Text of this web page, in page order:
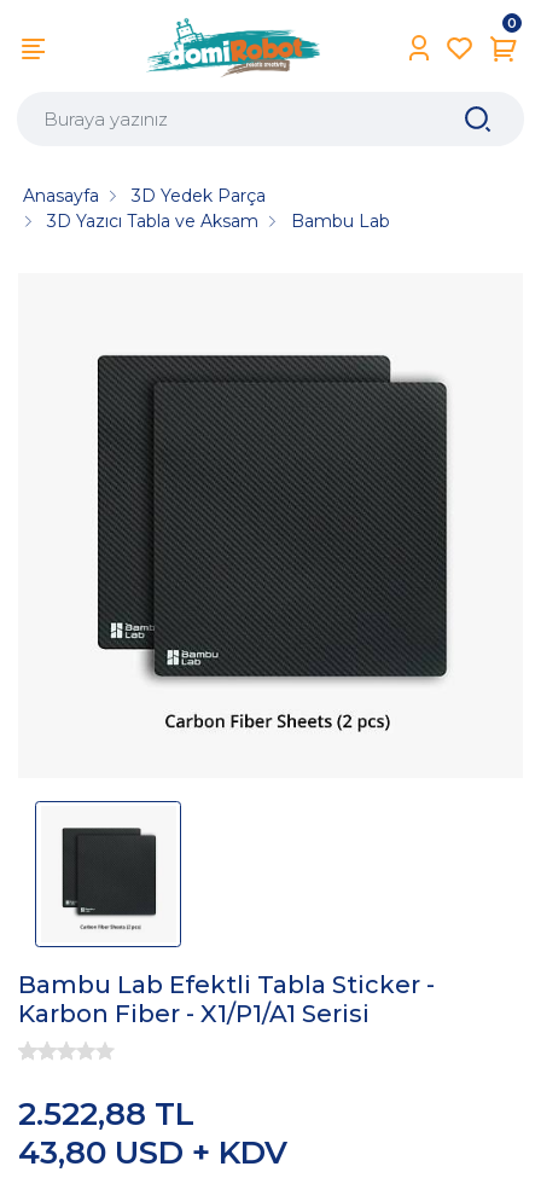
0
Anasayfa
3D Yedek Parça
3D Yazıcı Tabla ve Aksam
Bambu Lab
Bambu Lab Efektli Tabla Sticker -
Karbon Fiber - X1/P1/A1 Serisi
43,80 USD + KDV
2.522,88 TL